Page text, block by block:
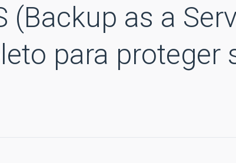
(Backup as a
para proteger